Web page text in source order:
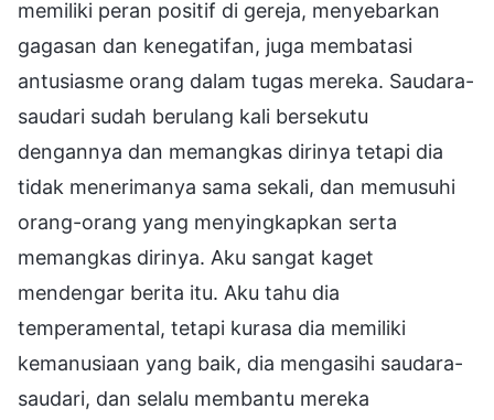
memiliki peran positif di gereja, menyebarkan
gagasan dan kenegatifan, juga membatasi
antusiasme orang dalam tugas mereka. Saudara-
saudari sudah berulang kali bersekutu
dengannya dan memangkas dirinya tetapi dia
tidak menerimanya sama sekali, dan memusuhi
orang-orang yang menyingkapkan serta
memangkas dirinya. Aku sangat kaget
mendengar berita itu. Aku tahu dia
temperamental, tetapi kurasa dia memiliki
kemanusiaan yang baik, dia mengasihi saudara-
saudari, dan selalu membantu mereka